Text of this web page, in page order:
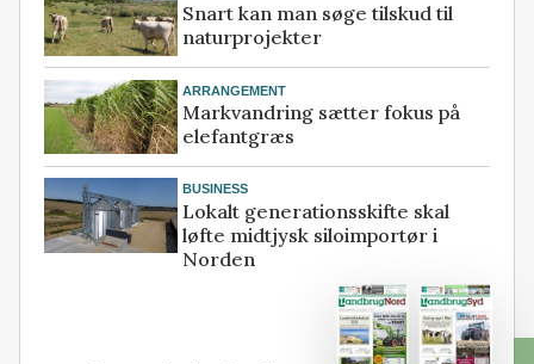
Snart kan man søge tilskud til
naturprojekter
ARRANGEMENT
Markvandring sætter fokus på
elefantgræs
BUSINESS
Lokalt generationsskifte skal
løfte midtjysk siloimportør i
Norden